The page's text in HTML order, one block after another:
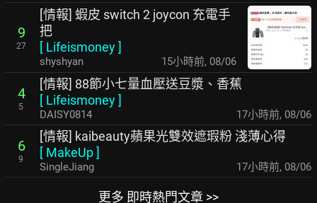
9
27
[情報] 蝦皮 switch 2 joycon 充電手
把
[ Lifeismoney]
shyshyan 15小時前, 08/06
4
5
[情報] 88節小七量血壓送豆漿、香蕉
[ Lifeismoney]
DAISY0814 17小時前, 08/06
6
9
[情報] kaibeauty蘋果光雙效遮瑕粉 淺薄心得
[ MakeUp]
SingleJiang 17小時前, 08/06
更多 即時熱門文章 >>